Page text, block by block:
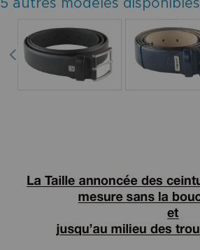
5 autres modèles disponibles